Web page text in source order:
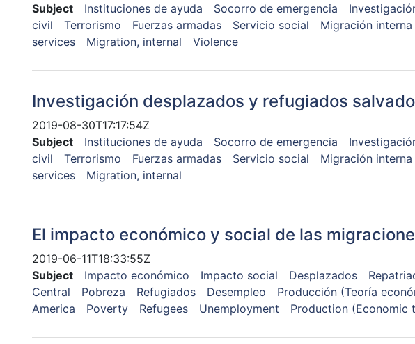
Subject
Instituciones de ayuda Socorro de emergencia
civil
Terrorismo Fuerzas armadas Servicio social Migración interna
services
Migration, internal Violence
Investigación desplazados y refugiados
2019-08-30T17:17:54Z
Subject
Instituciones de ayuda Socorro de emergencia
civil
Terrorismo Fuerzas armadas Servicio social Migración interna
services
Migration, internal
El impacto económico y social de las
2019-06-11T18:33:55Z
Subject
Impacto económico Impacto social Desplazados
Central
Pobreza Refugiados Desempleo Producción (Teoría
America
Poverty Refugees Unemployment Production (Economic